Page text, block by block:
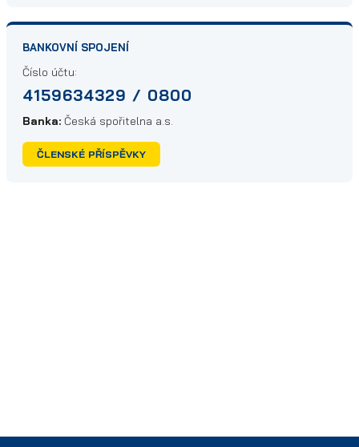
BANKOVNÍ SPOJENÍ
Číslo účtu:
4159634329 / 0800
Banka: Česká spořitelna a.s.
ČLENSKÉ PŘÍSPĚVKY